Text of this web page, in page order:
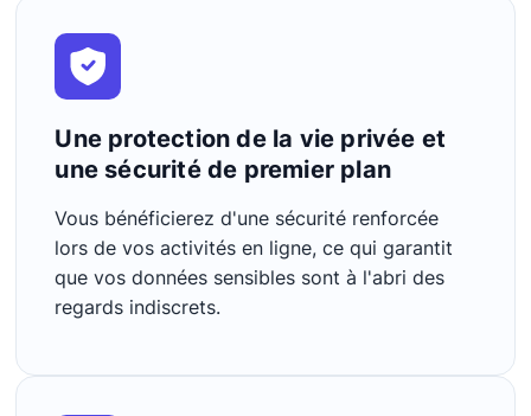
Une protection de la vie privée et
une sécurité de premier plan
Vous bénéficierez d'une sécurité renforcée
lors de vos activités en ligne, ce qui garantit
que vos données sensibles sont à l'abri des
regards indiscrets.